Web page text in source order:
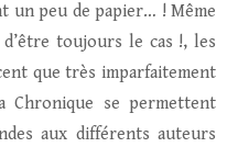
un peu de papier… ! Même
toujours le cas !, les
que très imparfaitement
Chronique se permettent
aux différents auteurs